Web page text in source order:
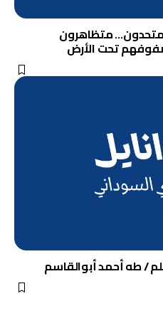
متحدون… متظاهرون
تحت الأرض
/ طه أحمد أبوالقاسم